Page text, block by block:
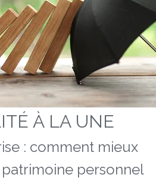
À LA UNE
: comment mieux
personnel